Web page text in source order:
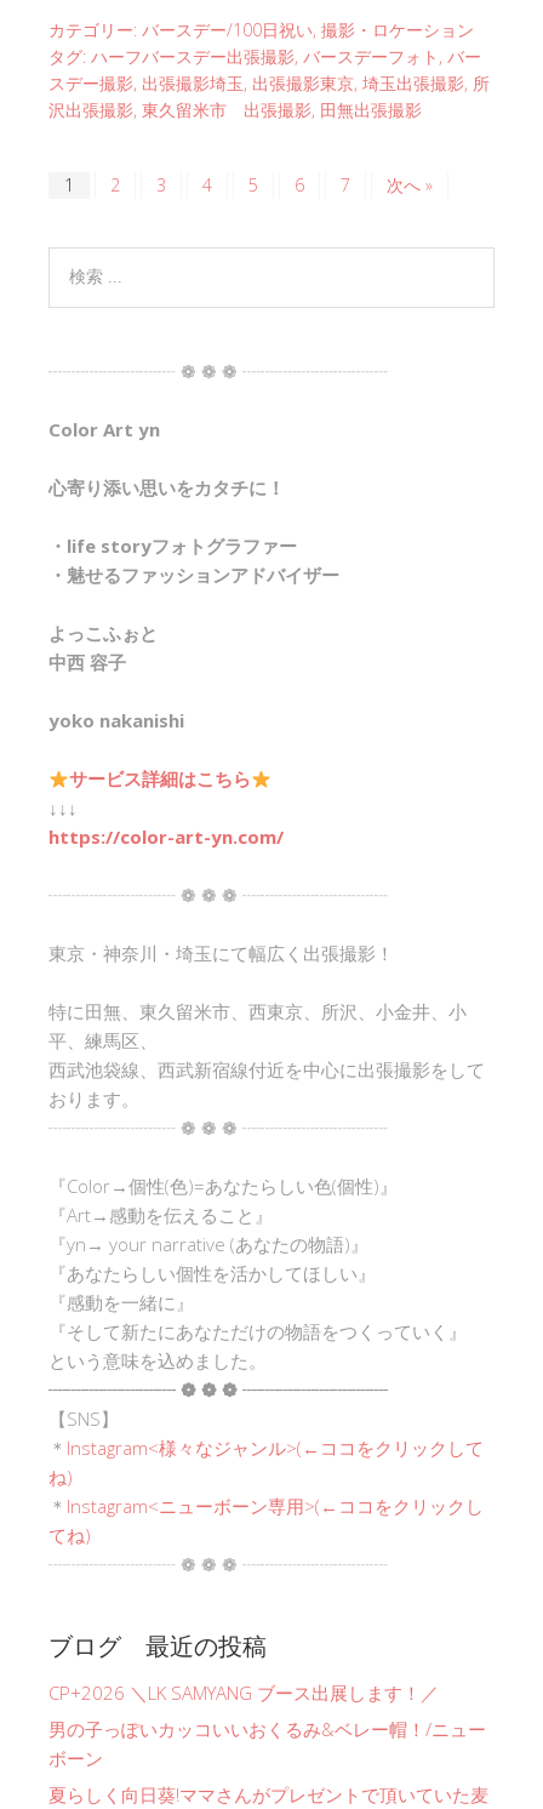
カテゴリー: バースデー/100日祝い, 撮影・ロケーション
タグ: ハーフバースデー出張撮影, バースデーフォト , バー
スデー撮影, 出張撮影埼玉, 出張撮影東京, 埼玉出張撮影, 所
沢出張撮影, 東久留米市 出張撮影, 田無出張撮影
1 2 3 4 5 6 7 次へ »
┈┈┈┈┈┈┈ ❁ ❁ ❁ ┈┈┈┈┈┈┈┈
Color Art yn
心寄り添い思いをカタチに！
・life storyフォトグラファー
・魅せるファッションアドバイザー
よっこふぉと
中西 容子
yoko nakanishi
サービス詳細はこちら
↓↓↓
https://color-art-yn.com/
┈┈┈┈┈┈┈ ❁ ❁ ❁ ┈┈┈┈┈┈┈┈
東京・神奈川・埼玉にて幅広く出張撮影！
特に田無、東久留米市、西東京、所沢、小金井、小
平、練馬区、
西武池袋線、西武新宿線付近を中心に出張撮影をして
おります。
┈┈┈┈┈┈┈ ❁ ❁ ❁ ┈┈┈┈┈┈┈┈
『Color→個性(色)=あなたらしい色(個性)』
『Art→感動を伝えること』
『yn→ your narrative (あなたの物語)』
『あなたらしい個性を活かしてほしい』
『感動を一緒に』
『そして新たにあなただけの物語をつくっていく』
という意味を込めました。
┈┈┈┈┈┈┈ ❁ ❁ ❁ ┈┈┈┈┈┈┈┈
【SNS】
＊ Instagram<様々なジャンル>(←ココをクリックして
ね)
＊ Instagram<ニューボーン専用>(←ココをクリックし
てね)
┈┈┈┈┈┈┈ ❁ ❁ ❁ ┈┈┈┈┈┈┈┈
ブログ 最近の投稿
CP+2026 ＼LK SAMYANG ブース出展します！／
男の子っぽいカッコいいおくるみ&ベレー帽！/ニュー
ボーン
夏らしく向日葵!ママさんがプレゼントで頂いていた麦